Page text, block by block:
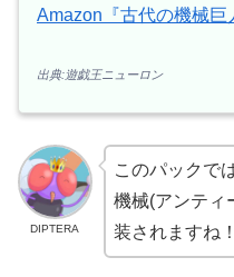
Amazon『古代の機械巨
出典:遊戯王ニューロン
DIPTERA
このパックで
機械(アンティ
装されますね